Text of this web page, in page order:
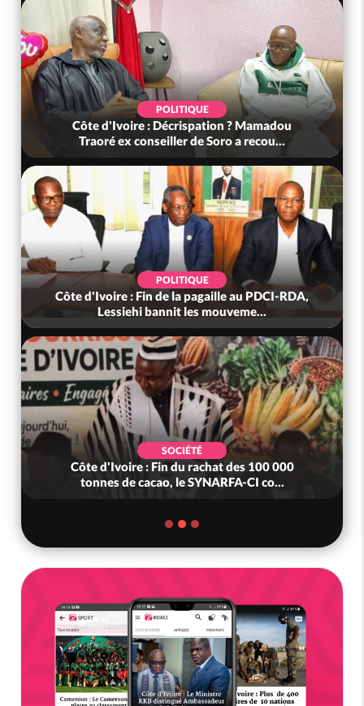
POLITIQUE
Côte d'Ivoire : Décrispation ? Mamadou
Traoré ex conseiller de Soro a recou...
POLITIQUE
Côte d'Ivoire : Fin de la pagaille au PDCI-RDA,
Lessiehi bannit les mouveme...
SOCIÉTÉ
Côte d'Ivoire : Fin du rachat des 100 000
tonnes de cacao, le SYNARFA-CI co...